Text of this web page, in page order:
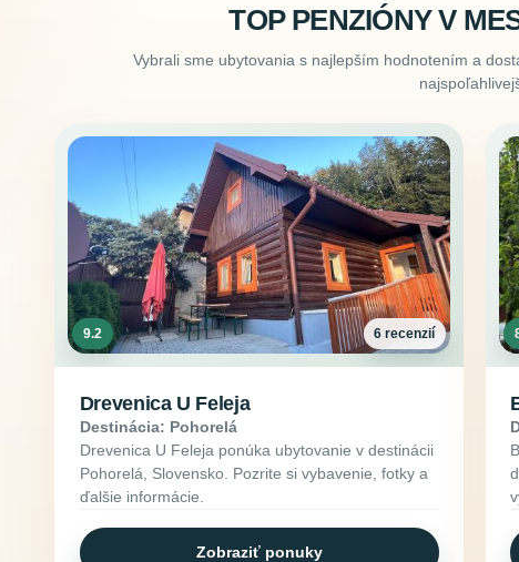
TOP PENZIÓNY V
Vybrali sme ubytovania s najlepším hodnotením a
9.2 6 recenzií
Drevenica U Feleja
Destinácia: Pohorelá
Drevenica U Feleja ponúka ubytovanie v destinácii
Pohorelá, Slovensko. Pozrite si vybavenie, fotky a
ďalšie informácie.
Zobraziť ponuky